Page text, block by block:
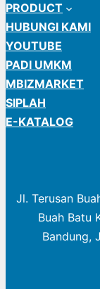
PRODUCT
HUBUNGI KAMI
YOUTUBE
PADI UMKM
MBIZMARKET
SIPLAH
E-KATALOG
Jl. Terusan
Buah Batu
Bandung,